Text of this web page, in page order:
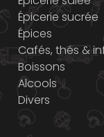
Épicerie sucrée
Épices
Cafés, thés &
Boissons
Alcools
Divers